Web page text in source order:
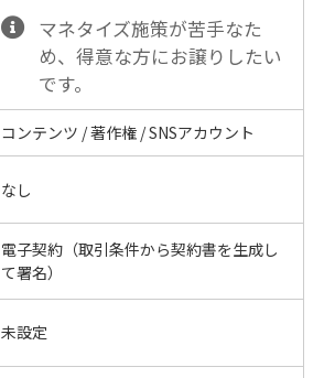
マネタイズ施策が苦手なた
め、得意な方にお譲りしたい
です。
コンテンツ / 著作権 / SNSアカウント
なし
電子契約（取引条件から契約書を生成し
て署名）
未設定